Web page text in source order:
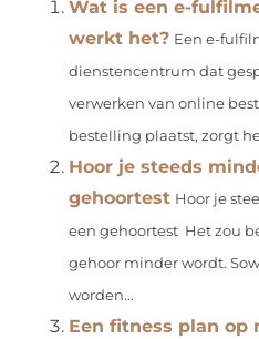
Wat is een e-
werkt het? Een e-
dienstencentrum dat
verwerken van online
bestelling plaatst, zorgt
Hoor je steeds
gehoortest Hoor je
een gehoortest Het zou
gehoor minder wordt.
worden...
Een fitness plan op